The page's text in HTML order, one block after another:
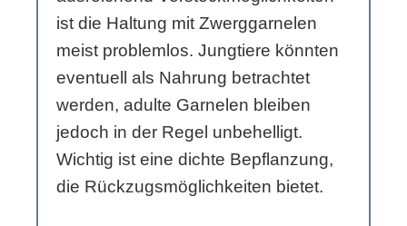
ist die Haltung mit Zwerggarnelen
meist problemlos. Jungtiere könnten
eventuell als Nahrung betrachtet
werden, adulte Garnelen bleiben
jedoch in der Regel unbehelligt.
Wichtig ist eine dichte Bepflanzung,
die Rückzugsmöglichkeiten bietet.